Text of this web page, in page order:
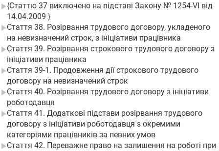
{Статтю 37 виключено на підставі Закону № 1254-VI від
14.04.2009 }
Стаття 38. Розірвання трудового договору, укладеного
на невизначений строк, з ініціативи працівника
Стаття 39. Розірвання строкового трудового договору з
ініціативи працівника
Стаття 39-1. Продовження дії строкового трудового
договору на невизначений строк
Стаття 40. Розірвання трудового договору з ініціативи
роботодавця
Стаття 41. Додаткові підстави розірвання трудового
договору з ініціативи роботодавця з окремими
категоріями працівників за певних умов
Стаття 42. Переважне право на залишення на роботі при